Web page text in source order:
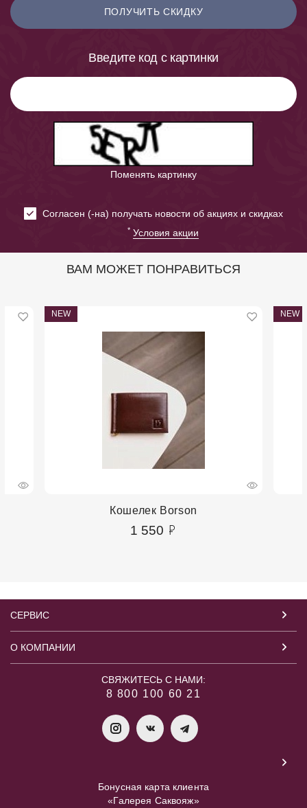
ПОЛУЧИТЬ СКИДКУ
Введите код с картинки
Поменять картинку
Cогласен (-на) получать новости об акциях и скидках
* Условия акции
ВАМ МОЖЕТ ПОНРАВИТЬСЯ
NEW
Кошелек Borson
1 550
NEW
СЕРВИС
О КОМПАНИИ
СВЯЖИТЕСЬ С НАМИ:
8 800 100 60 21
Бонусная карта клиента
«Галерея Саквояж»